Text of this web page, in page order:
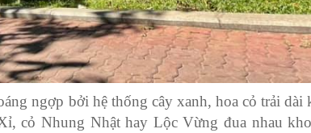
ngợp bởi hệ thống cây xanh, hoa cỏ trải dài
cỏ Nhung Nhật hay Lộc Vừng đua nhau